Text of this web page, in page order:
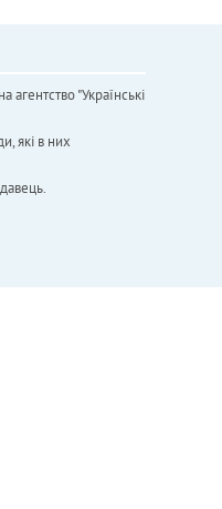
агентство "Українськi
які в них